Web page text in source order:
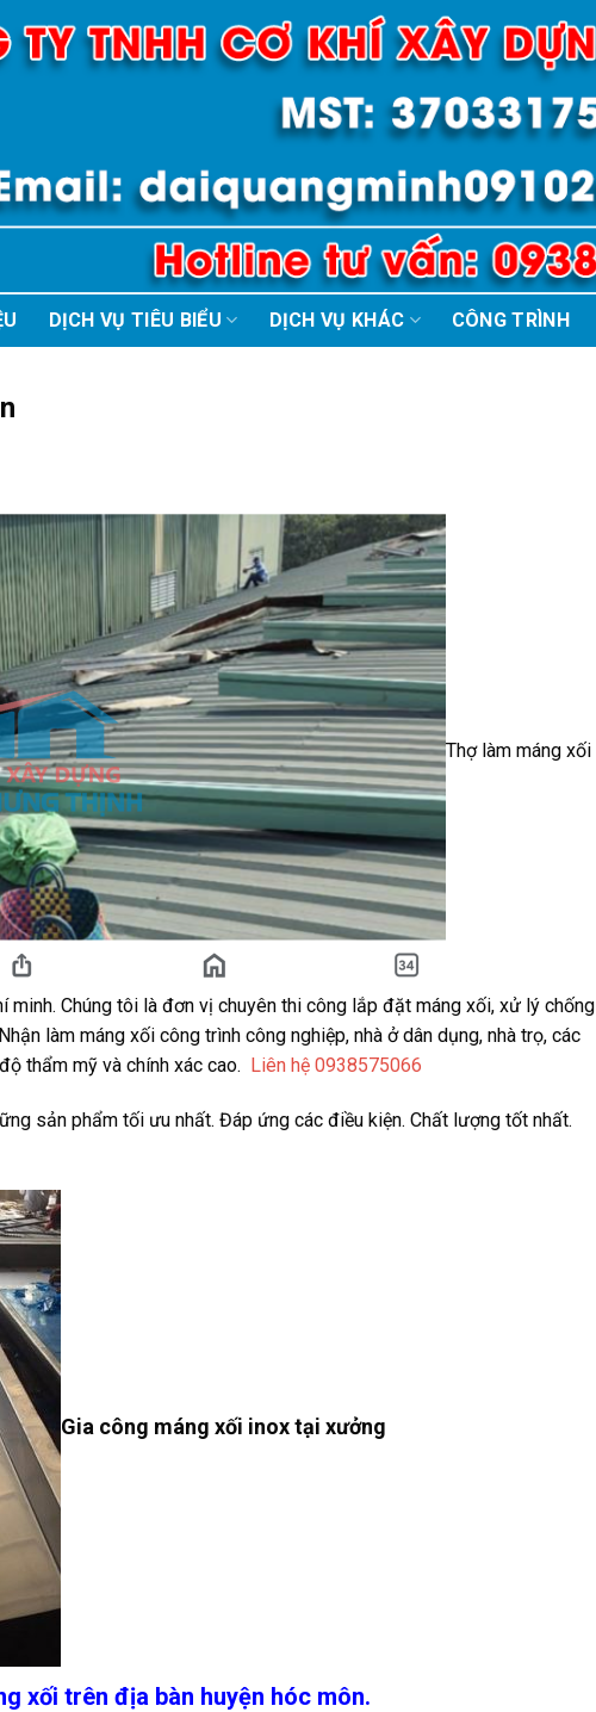
DỊCH VỤ TIÊU BIỂU DỊCH VỤ KHÁC CÔNG TRÌNH
Thợ làm máng xối
minh. Chúng tôi là đơn vị chuyên thi công lắp đặt máng xối, xử lý chống
làm máng xối công trình công nghiệp, nhà ở dân dụng, nhà trọ, các
thẩm mỹ và chính xác cao.
Liên hệ 0938575066
sản phẩm tối ưu nhất. Đáp ứng các điều kiện. Chất lượng tốt nhất.
Gia công máng xối inox tại xưởng
xối trên địa bàn huyện hóc môn.